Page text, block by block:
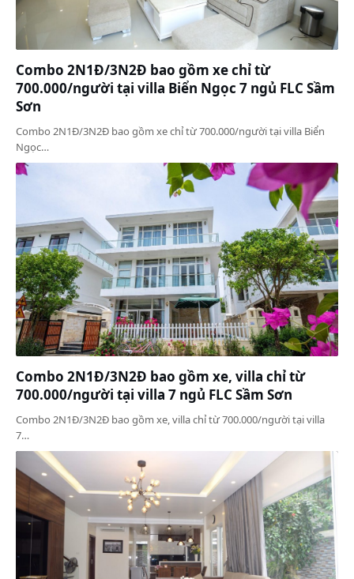
Combo 2N1Đ/3N2Đ bao gồm xe chỉ từ
700.000/người tại villa Biển Ngọc 7 ngủ FLC Sầm
Sơn
Combo 2N1Đ/3N2Đ bao gồm xe chỉ từ 700.000/người tại villa Biển
Ngọc…
Combo 2N1Đ/3N2Đ bao gồm xe, villa chỉ từ
700.000/người tại villa 7 ngủ FLC Sầm Sơn
Combo 2N1Đ/3N2Đ bao gồm xe, villa chỉ từ 700.000/người tại villa
7…